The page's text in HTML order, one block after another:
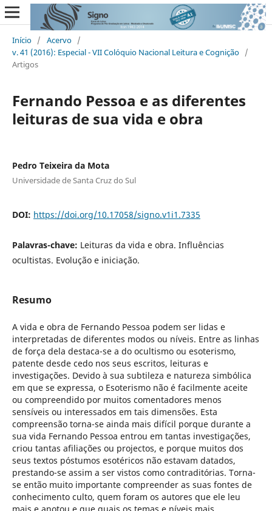
Início / Acervo /
v. 41 (2016): Especial - VII Colóquio Nacional Leitura e Cognição /
Artigos
Fernando Pessoa e as diferentes
leituras de sua vida e obra
Pedro Teixeira da Mota
Universidade de Santa Cruz do Sul
DOI: https://doi.org/10.17058/signo.v1i1.7335
Palavras-chave: Leituras da vida e obra. Influências
ocultistas. Evolução e iniciação.
Resumo
A vida e obra de Fernando Pessoa podem ser lidas e
interpretadas de diferentes modos ou níveis. Entre as linhas
de força dela destaca-se a do ocultismo ou esoterismo,
patente desde cedo nos seus escritos, leituras e
investigações. Devido à sua subtileza e natureza simbólica
em que se expressa, o Esoterismo não é facilmente aceite
ou compreendido por muitos comentadores menos
sensíveis ou interessados em tais dimensões. Esta
compreensão torna-se ainda mais difícil porque durante a
sua vida Fernando Pessoa entrou em tantas investigações,
criou tantas afiliações ou projectos, e porque muitos dos
seus textos póstumos esotéricos não estavam datados,
prestando-se assim a ser vistos como contraditórias. Torna-
se então muito importante compreender as suas fontes de
conhecimento culto, quem foram os autores que ele leu